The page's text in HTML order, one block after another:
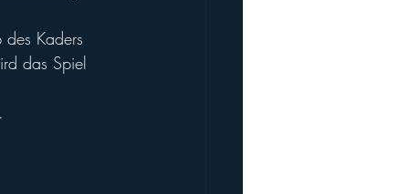
Kaders
das Spiel